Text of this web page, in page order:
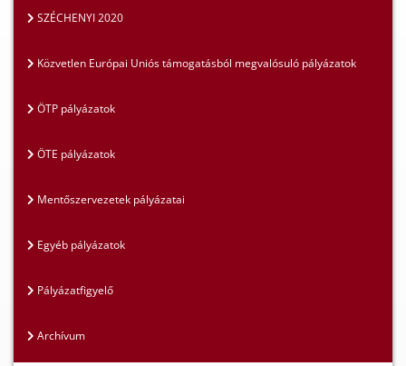
SZÉCHENYI 2020
Közvetlen Európai Uniós támogatásból megvalósuló pályázatok
ÖTP pályázatok
ÖTE pályázatok
Mentőszervezetek pályázatai
Egyéb pályázatok
Pályázatfigyelő
Archívum